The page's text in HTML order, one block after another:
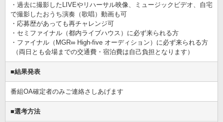
・過去に撮影したLIVEやリハーサル映像、ミュージックビデオ、自宅
で撮影したおうち演奏（歌唱）動画も可
・応募歴があっても再チャレンジ可
・セミファイナル（都内ライブハウス）に必ず来られる方
・ファイナル（MGR∞ High-five オーディション）に必ず来られる方
（両日とも会場までの交通費・宿泊費は自己負担となります）
■結果発表
番組OA確定者のみご連絡さしあげます
■選考方法